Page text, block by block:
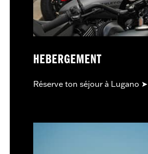
HEBERGEMENT
Réserve ton séjour à Lugano ➤